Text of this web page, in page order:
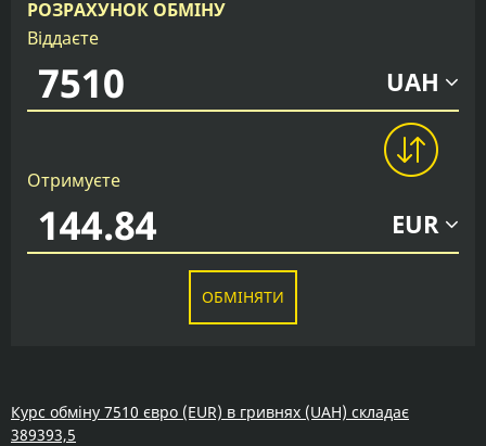
РОЗРАХУНОК ОБМІНУ
Віддаєте
UAH
Отримуєте
EUR
ОБМІНЯТИ
Курс обміну 7510 євро (EUR) в гривнях (UAH) складає
389393,5